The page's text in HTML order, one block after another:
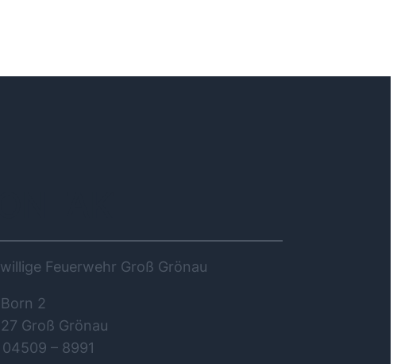
Feuerwehr Groß Grönau
2
Groß Grönau
04509 – 8991